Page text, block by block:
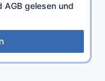
AGB gelesen und